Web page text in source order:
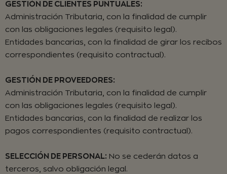
GESTIÓN DE CLIENTES PUNTUALES:
Administración Tributaria, con la finalidad de cumplir
con las obligaciones legales (requisito legal).
Entidades bancarias, con la finalidad de girar los recibos
correspondientes (requisito contractual).
GESTIÓN DE PROVEEDORES:
Administración Tributaria, con la finalidad de cumplir
con las obligaciones legales (requisito legal).
Entidades bancarias, con la finalidad de realizar los
pagos correspondientes (requisito contractual).
SELECCIÓN DE PERSONAL: No se cederán datos a
terceros, salvo obligación legal.